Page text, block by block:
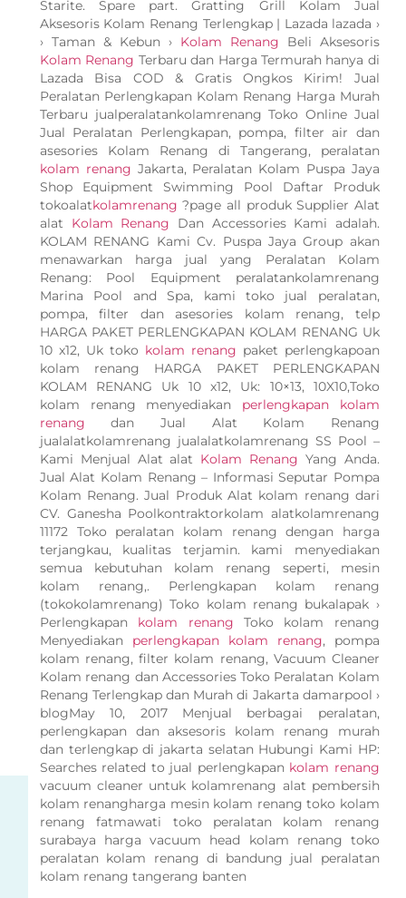
Starite. Spare part. Gratting Grill Kolam Jual
Aksesoris Kolam Renang Terlengkap | Lazada lazada ›
› Taman & Kebun ›Kolam Renang Beli Aksesoris
Kolam Renang Terbaru dan Harga Termurah hanya di
Lazada Bisa COD & Gratis Ongkos Kirim! Jual
Peralatan Perlengkapan Kolam Renang Harga Murah
Terbaru jualperalatankolamrenang Toko Online Jual
Jual Peralatan Perlengkapan, pompa, filter air dan
asesories Kolam Renang di Tangerang, peralatan
kolam renang Jakarta, Peralatan Kolam Puspa Jaya
Shop Equipment Swimming Pool Daftar Produk
tokoalatkolamrenang ?page all produk Supplier Alat
alat Kolam Renang Dan Accessories Kami adalah.
KOLAM RENANG Kami Cv. Puspa Jaya Group akan
menawarkan harga jual yang Peralatan Kolam
Renang: Pool Equipment peralatankolamrenang
Marina Pool and Spa, kami toko jual peralatan,
pompa, filter dan asesories kolam renang, telp
HARGA PAKET PERLENGKAPAN KOLAM RENANG Uk
10 x12, Uk toko kolam renang paket perlengkapoan
kolam renang HARGA PAKET PERLENGKAPAN
KOLAM RENANG Uk 10 x12, Uk: 10×13, 10X10,Toko
kolam renang menyediakan perlengkapan kolam
renang dan Jual Alat Kolam Renang
jualalatkolamrenang jualalatkolamrenang SS Pool –
Kami Menjual Alat alat Kolam Renang Yang Anda.
Jual Alat Kolam Renang – Informasi Seputar Pompa
Kolam Renang. Jual Produk Alat kolam renang dari
CV. Ganesha Poolkontraktorkolam alatkolamrenang
11172 Toko peralatan kolam renang dengan harga
terjangkau, kualitas terjamin. kami menyediakan
semua kebutuhan kolam renang seperti, mesin
kolam renang,. Perlengkapan kolam renang
(tokokolamrenang) Toko kolam renang bukalapak ›
Perlengkapan kolam renang Toko kolam renang
Menyediakan perlengkapan kolam renang, pompa
kolam renang, filter kolam renang, Vacuum Cleaner
Kolam renang dan Accessories Toko Peralatan Kolam
Renang Terlengkap dan Murah di Jakarta damarpool ›
blogMay 10, 2017 Menjual berbagai peralatan,
perlengkapan dan aksesoris kolam renang murah
dan terlengkap di jakarta selatan Hubungi Kami HP:
Searches related to jual perlengkapan kolam renang
vacuum cleaner untuk kolamrenang alat pembersih
kolam renangharga mesin kolam renang toko kolam
renang fatmawati toko peralatan kolam renang
surabaya harga vacuum head kolam renang toko
peralatan kolam renang di bandung jual peralatan
kolam renang tangerang banten